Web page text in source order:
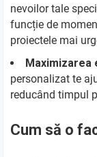
nevoilor tale
funcție de
proiectele mai
Maximizarea
personalizat te
reducând timpul
Cum să o